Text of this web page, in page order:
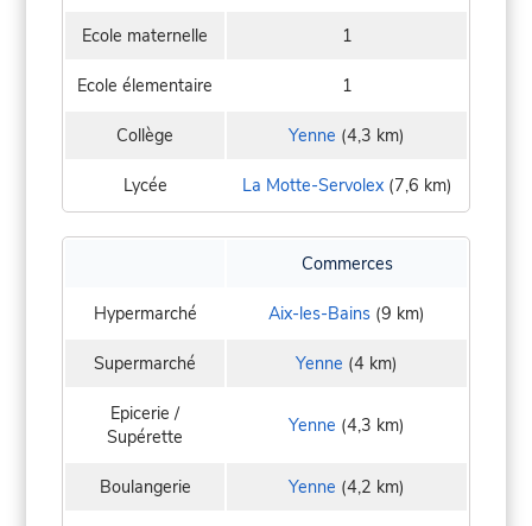
Ecole maternelle 1
Ecole élementaire 1
Collège Yenne (4,3 km)
Lycée La Motte-Servolex(7,6 km)
Commerces
Hypermarché Aix-les-Bains (9 km)
Supermarché Yenne (4 km)
Epicerie /
Supérette
Yenne (4,3 km)
Boulangerie Yenne (4,2 km)